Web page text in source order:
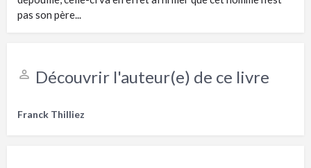
pas son père...
Découvrir l'auteur(e) de ce livre
Franck Thilliez